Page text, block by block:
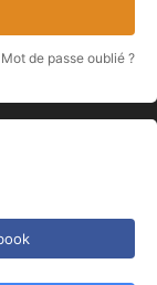
Mot de passe oublié ?